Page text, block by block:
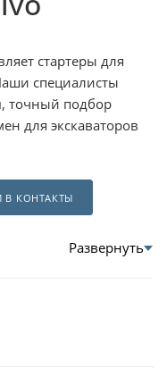
стартеры для
специалисты
, точный подбор
для экскаваторов
В КОНТАКТЫ